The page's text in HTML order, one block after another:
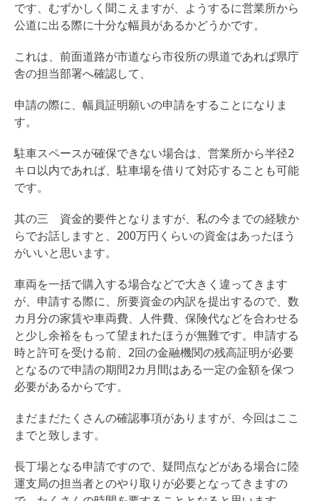
です、むずかしく聞こえますが、ようするに営業所から
公道に出る際に十分な幅員があるかどうかです。
これは、前面道路が市道なら市役所の県道であれば県庁
舎の担当部署へ確認して、
申請の際に、幅員証明願いの申請をすることになりま
す。
駐車スペースが確保できない場合は、営業所から半径2
キロ以内であれば、駐車場を借りて対応することも可能
です。
其の三 資金的要件となりますが、私の今までの経験か
らでお話しますと、200万円くらいの資金はあったほう
がいいと思います。
車両を一括で購入する場合などで大きく違ってきます
が、申請する際に、所要資金の内訳を提出するので、数
カ月分の家賃や車両費、人件費、保険代などを合わせる
と少し余裕をもって望まれたほうが無難です。申請する
時と許可を受ける前、2回の金融機関の残高証明が必要
となるので申請の期間2カ月間はある一定の金額を保つ
必要があるからです。
まだまだたくさんの確認事項がありますが、今回はここ
までと致します。
長丁場となる申請ですので、疑問点などがある場合に陸
運支局の担当者とのやり取りが必要となってきますの